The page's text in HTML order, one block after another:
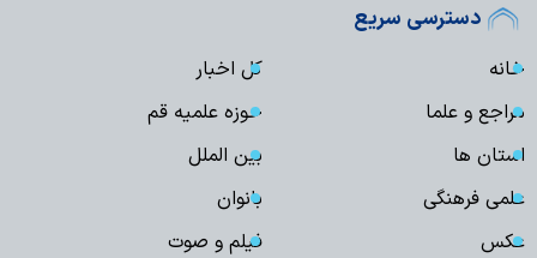
دسترسی سریع
خانه
کل اخبار
مراجع و علما
حوزه علمیه قم
استان ها
بین الملل
علمی فرهنگی
بانوان
عکس
فیلم و صوت